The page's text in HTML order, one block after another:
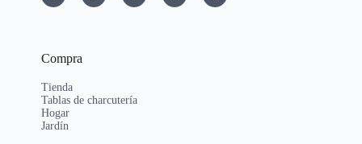
Compra
Tienda
Tablas de charcutería
Hogar
Jardín